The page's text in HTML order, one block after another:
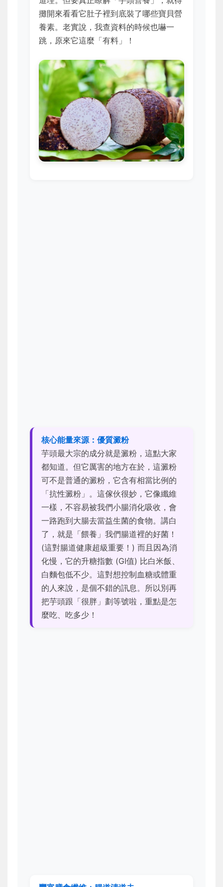
攤開來看看它肚子裡到底裝了哪些寶貝營
養素。老實說，我查資料的時候也嚇一
跳，原來它這麼「有料」！
核心能量來源：優質澱粉
芋頭最大宗的成分就是澱粉，這點大家
都知道。但它厲害的地方在於，這澱粉
可不是普通的澱粉，它含有相當比例的
「抗性澱粉」。這傢伙很妙，它像纖維
一樣，不容易被我們小腸消化吸收，會
一路跑到大腸去當益生菌的食物。講白
了，就是「餵養」我們腸道裡的好菌！
(這對腸道健康超級重要！) 而且因為消
化慢，它的升糖指數 (GI值) 比白米飯、
白麵包低不少。這對想控制血糖或體重
的人來說，是個不錯的訊息。所以別再
把芋頭跟「很胖」劃等號啦，重點是怎
麼吃、吃多少！